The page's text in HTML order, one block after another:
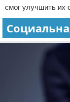
смог улучшить их